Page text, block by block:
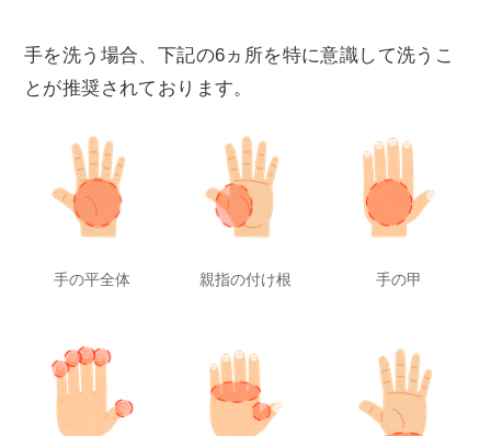
手を洗う場合、下記の6ヵ所を特に意識して洗うこ
とが推奨されております。
手の平全体 親指の付け根 手の甲